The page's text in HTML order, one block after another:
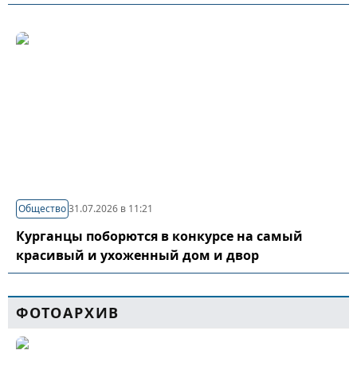
Общество31.07.2026 в 11:21
Курганцы поборются в конкурсе на самый
красивый и ухоженный дом и двор
ФОТОАРХИВ